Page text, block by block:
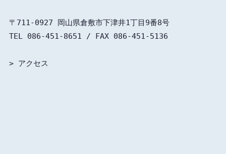
〒711-0927 岡山県倉敷市下津井1丁目9番8号
TEL 086-451-8651 / FAX 086-451-5136
> アクセス